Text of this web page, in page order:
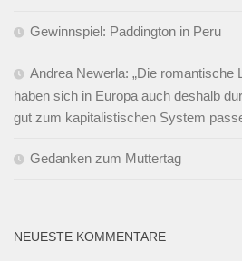
Gewinnspiel: Paddington in Peru
Andrea Newerla: „Die romantische
haben sich in Europa auch deshalb
gut zum kapitalistischen System
Gedanken zum Muttertag
NEUESTE KOMMENTARE